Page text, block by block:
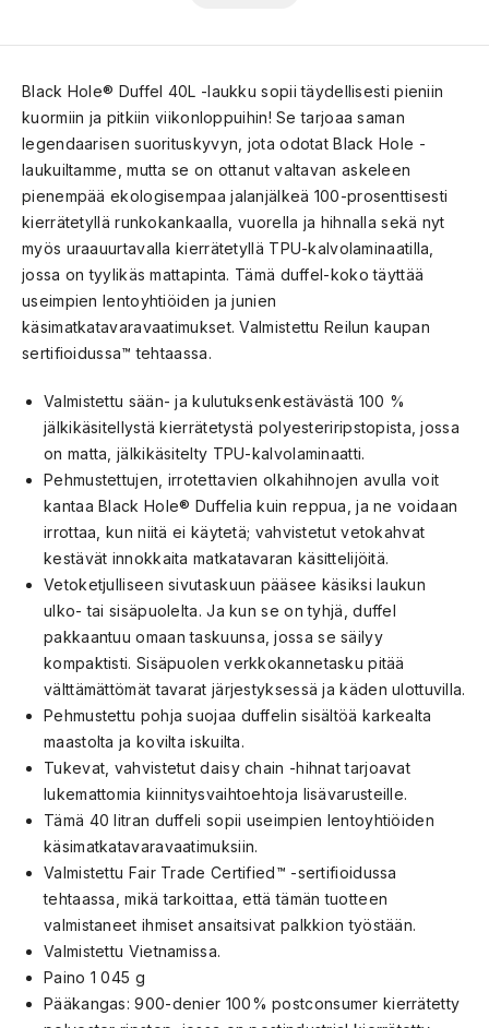
Black Hole® Duffel 40L -laukku sopii täydellisesti pieniin
kuormiin ja pitkiin viikonloppuihin! Se tarjoaa saman
legendaarisen suorituskyvyn, jota odotat Black Hole -
laukuiltamme, mutta se on ottanut valtavan askeleen
pienempää ekologisempaa jalanjälkeä 100-prosenttisesti
kierrätetyllä runkokankaalla, vuorella ja hihnalla sekä nyt
myös uraauurtavalla kierrätetyllä TPU-kalvolaminaatilla,
jossa on tyylikäs mattapinta. Tämä duffel-koko täyttää
useimpien lentoyhtiöiden ja junien
käsimatkatavaravaatimukset. Valmistettu Reilun kaupan
sertifioidussa™ tehtaassa.
Valmistettu sään- ja kulutuksenkestävästä 100 %
jälkikäsitellystä kierrätetystä polyesteriripstopista, jossa
on matta, jälkikäsitelty TPU-kalvolaminaatti.
Pehmustettujen, irrotettavien olkahihnojen avulla voit
kantaa Black Hole® Duffelia kuin reppua, ja ne voidaan
irrottaa, kun niitä ei käytetä; vahvistetut vetokahvat
kestävät innokkaita matkatavaran käsittelijöitä.
Vetoketjulliseen sivutaskuun pääsee käsiksi laukun
ulko- tai sisäpuolelta. Ja kun se on tyhjä, duffel
pakkaantuu omaan taskuunsa, jossa se säilyy
kompaktisti. Sisäpuolen verkkokannetasku pitää
välttämättömät tavarat järjestyksessä ja käden ulottuvilla.
Pehmustettu pohja suojaa duffelin sisältöä karkealta
maastolta ja kovilta iskuilta.
Tukevat, vahvistetut daisy chain -hihnat tarjoavat
lukemattomia kiinnitysvaihtoehtoja lisävarusteille.
Tämä 40 litran duffeli sopii useimpien lentoyhtiöiden
käsimatkatavaravaatimuksiin.
Valmistettu Fair Trade Certified™ -sertifioidussa
tehtaassa, mikä tarkoittaa, että tämän tuotteen
valmistaneet ihmiset ansaitsivat palkkion työstään.
Valmistettu Vietnamissa.
Paino 1 045 g
Pääkangas: 900-denier 100% postconsumer kierrätetty